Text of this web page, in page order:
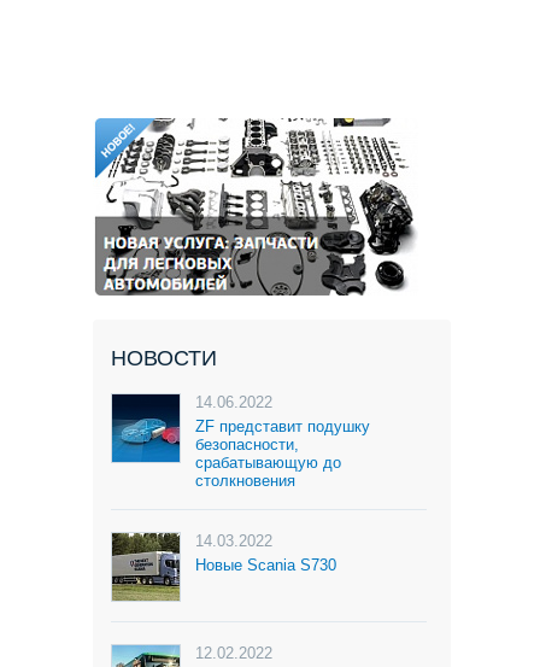
НОВОСТИ
14.06.2022
ZF представит подушку
безопасности,
срабатывающую до
столкновения
14.03.2022
Новые Scania S730
12.02.2022